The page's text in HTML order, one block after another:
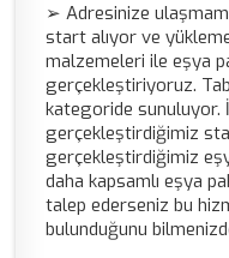
➢ Adresinize
start alıyor ve
malzemeleri ile eşya
gerçekleştiriyoruz.
kategoride sunuluyor.
gerçekleştirdiğimiz
gerçekleştirdiğimiz
daha kapsamlı eşya
talep ederseniz bu
bulunduğunu